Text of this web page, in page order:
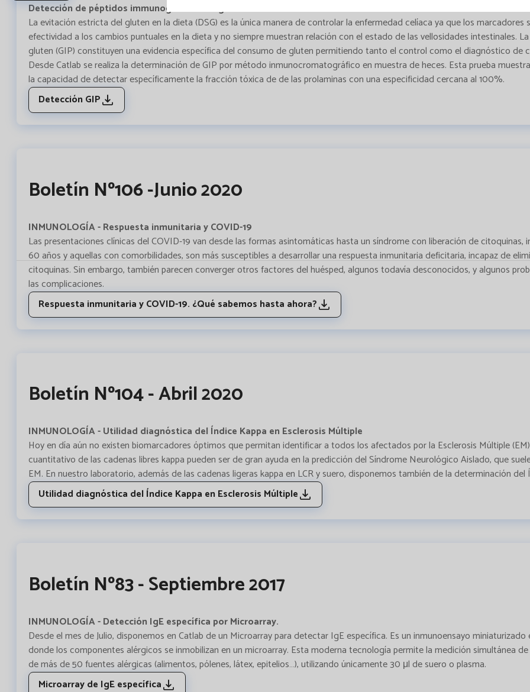
Detección de péptidos immunogénicos del gluten
La evitación estricta del gluten en la dieta (DSG) es la única manera de controlar la enfermedad celíaca ya que los
efectividad a los cambios puntuales en la dieta y no siempre muestran relación con el estado de las vellosidades intestinales.
gluten (GIP) constituyen una evidencia específica del consumo de gluten permitiendo tanto el control como el diagnóstico de
Desde Catlab se realiza la determinación de GIP por método inmunocromatográfico en muestra de heces. Esta prueba
la capacidad de detectar específicamente la fracción tóxica de de las prolaminas con una especificidad cercana al 100%.
Detección GIP
Boletín Nº106 -Junio 2020
INMUNOLOGÍA - Respuesta inmunitaria y COVID-19
Las presentaciones clínicas del COVID-19 van desde las formas asintomáticas hasta un síndrome con liberación de
60 años y aquellas con comorbilidades, son más susceptibles a desarrollar una respuesta inmunitaria deficitaria, incapaz de
citoquinas. Sin embargo, también parecen converger otros factores del huésped, algunos todavía desconocidos, y algunos
las complicaciones.
Respuesta inmunitaria y COVID-19. ¿Qué sabemos hasta ahora?
Boletín Nº104 - Abril 2020
INMUNOLOGÍA - Utilidad diagnóstica del Índice Kappa en Esclerosis Múltiple
Hoy en día aún no existen biomarcadores óptimos que permitan identificar a todos los afectados por la Esclerosis Múltiple
cuantitativo de las cadenas libres kappa pueden ser de gran ayuda en la predicción del Síndrome Neurológico Aislado, que
EM. En nuestro laboratorio, además de las cadenas ligeras kappa en LCR y suero, disponemos también de la determinación del
Utilidad diagnóstica del Índice Kappa en Esclerosis Múltiple
Boletín Nº83 - Septiembre 2017
INMUNOLOGÍA - Detección IgE específica por Microarray.
Desde el mes de Julio, disponemos en Catlab de un Microarray para detectar IgE específica. Es un inmunoensayo
donde los componentes alérgicos se inmobilizan en un microarray. Esta moderna tecnología permite la medición simultánea
de más de 50 fuentes alérgicas (alimentos, pólenes, látex, epitelios…), utilizando únicamente 30 μl de suero o plasma.
Microarray de IgE específica